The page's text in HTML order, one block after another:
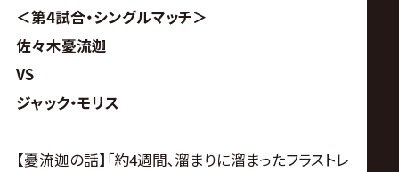
＜第4試合・シングルマッチ＞
佐々木憂流迦
VS
ジャック・モリス
【憂流迦の話】｢約4週間､溜まりに溜まったフラストレ